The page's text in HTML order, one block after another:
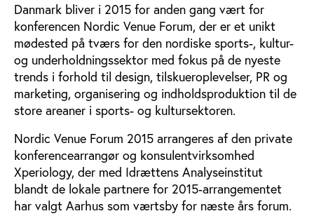
Danmark bliver i 2015 for anden gang vært for
konferencen Nordic Venue Forum, der er et unikt
mødested på tværs for den nordiske sports-, kultur-
og underholdningssektor med fokus på de nyeste
trends i forhold til design, tilskueroplevelser, PR og
marketing, organisering og indholdsproduktion til de
store areaner i sports- og kultursektoren.
Nordic Venue Forum 2015 arrangeres af den private
konferencearrangør og konsulentvirksomhed
Xperiology, der med Idrættens Analyseinstitut
blandt de lokale partnere for 2015-arrangementet
har valgt Aarhus som værtsby for næste års forum.